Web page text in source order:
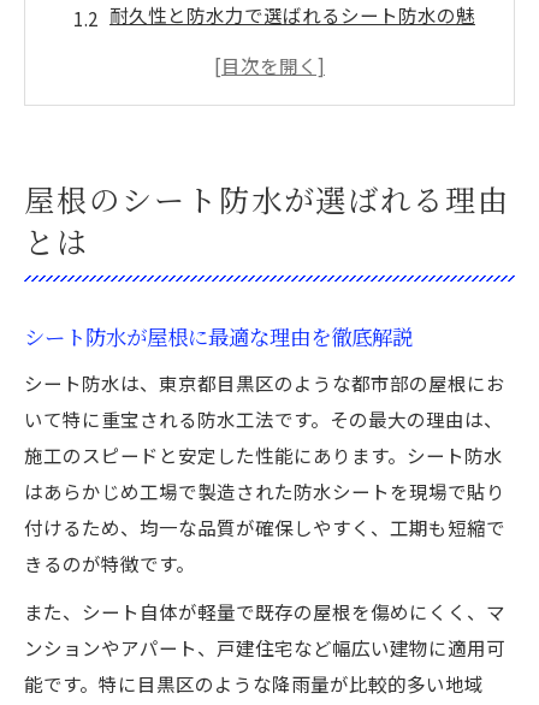
耐久性と防水力で選ばれるシート防水の魅
シート防水で防げる屋根のトラブル事例
雨漏り対策に効果的な防水工法を解説
屋根の雨漏りを防ぐシート防水の工法を紹
雨漏り防止に強いシート防水の特徴とは
シート防水で実現する効果的な雨漏り対策
屋根工事で選ばれるシート防水の理由
東京都目黒区でシート防水を検討する際のポイ
ント
シート防水導入前に知るべき重要ポイント
目黒区で屋根防水を選ぶ際の注意事項
シート防水の工法選びで失敗しないコツ
屋根のシート防水が選ばれる理由
とは
シート防水が屋根に最適な理由を徹底解説
シート防水は、東京都目黒区のような都市部の屋根にお
いて特に重宝される防水工法です。その最大の理由は、
施工のスピードと安定した性能にあります。シート防水
はあらかじめ工場で製造された防水シートを現場で貼り
付けるため、均一な品質が確保しやすく、工期も短縮で
きるのが特徴です。
また、シート自体が軽量で既存の屋根を傷めにくく、マ
ンションやアパート、戸建住宅など幅広い建物に適用可
能です。特に目黒区のような降雨量が比較的多い地域